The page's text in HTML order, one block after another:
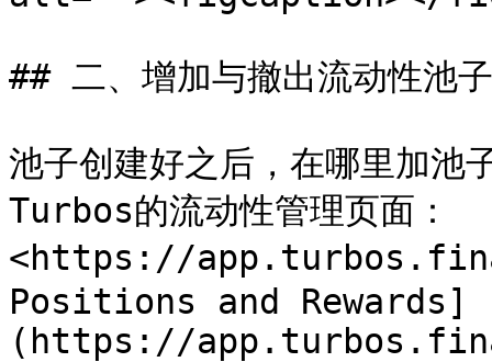
## 二、增加与撤出流动性池子
池子创建好之后，在哪里加池
Turbos的流动性管理页面：
<https://
Positions and Rewards]
(https://